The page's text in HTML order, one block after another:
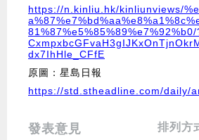
https://n.kinliu.hk/kinliunviews/
dx7IhHle_CFfE
原圖：星島日報
https://std.stheadline.com/daily/
發表意見 排列方